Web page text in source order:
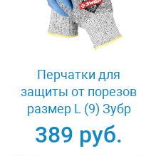
Перчатки для
защиты от порезов
размер L (9) Зубр
11277-L
389 руб.